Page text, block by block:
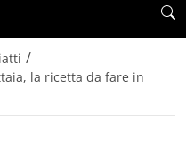
/
la ricetta da fare in